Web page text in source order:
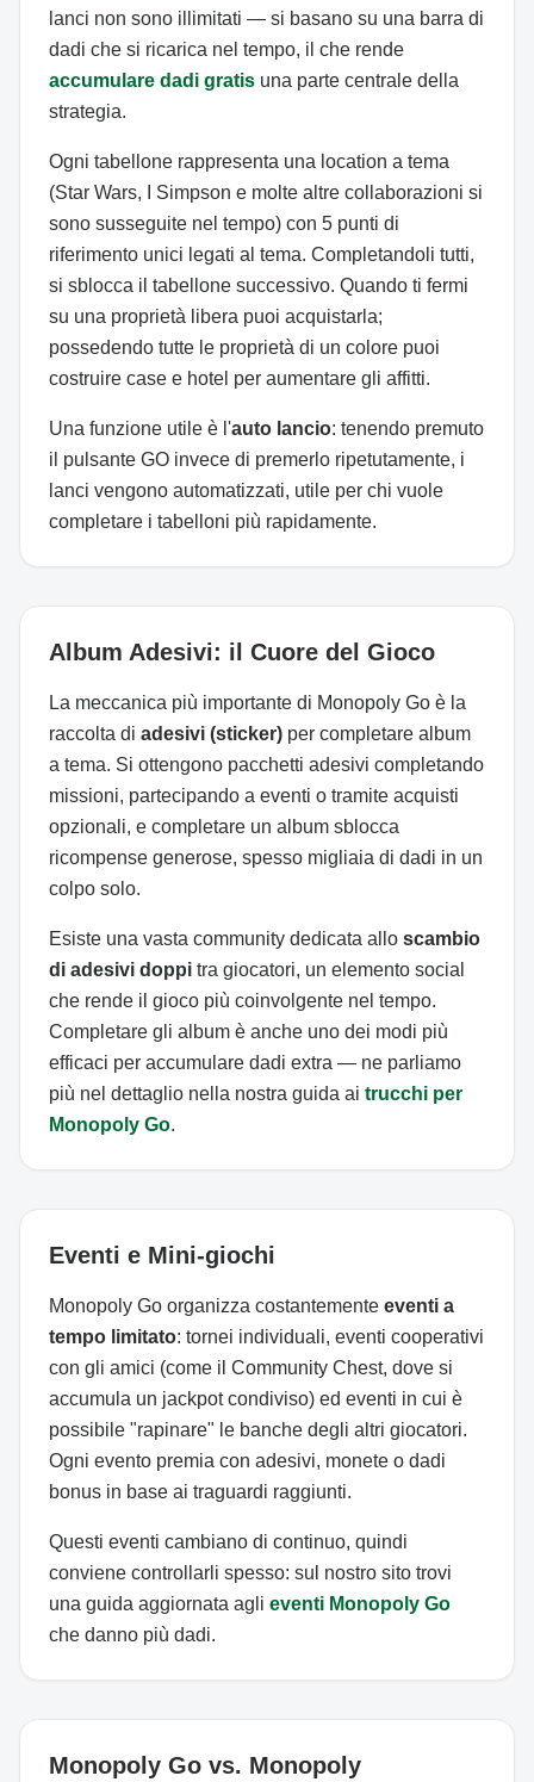
lanci non sono illimitati — si basano su una barra di
dadi che si ricarica nel tempo, il che rende
accumulare dadi gratis una parte centrale della
strategia.
Ogni tabellone rappresenta una location a tema
(Star Wars, I Simpson e molte altre collaborazioni si
sono susseguite nel tempo) con 5 punti di
riferimento unici legati al tema. Completandoli tutti,
si sblocca il tabellone successivo. Quando ti fermi
su una proprietà libera puoi acquistarla;
possedendo tutte le proprietà di un colore puoi
costruire case e hotel per aumentare gli affitti.
Una funzione utile è l'auto lancio: tenendo premuto
il pulsante GO invece di premerlo ripetutamente, i
lanci vengono automatizzati, utile per chi vuole
completare i tabelloni più rapidamente.
Album Adesivi: il Cuore del Gioco
La meccanica più importante di Monopoly Go è la
raccolta di adesivi (sticker) per completare album
a tema. Si ottengono pacchetti adesivi completando
missioni, partecipando a eventi o tramite acquisti
opzionali, e completare un album sblocca
ricompense generose, spesso migliaia di dadi in un
colpo solo.
Esiste una vasta community dedicata allo scambio
di adesivi doppi tra giocatori, un elemento social
che rende il gioco più coinvolgente nel tempo.
Completare gli album è anche uno dei modi più
efficaci per accumulare dadi extra — ne parliamo
più nel dettaglio nella nostra guida ai trucchi per
Monopoly Go.
Eventi e Mini-giochi
Monopoly Go organizza costantemente eventi a
tempo limitato: tornei individuali, eventi cooperativi
con gli amici (come il Community Chest, dove si
accumula un jackpot condiviso) ed eventi in cui è
possibile "rapinare" le banche degli altri giocatori.
Ogni evento premia con adesivi, monete o dadi
bonus in base ai traguardi raggiunti.
Questi eventi cambiano di continuo, quindi
conviene controllarli spesso: sul nostro sito trovi
una guida aggiornata agli eventi Monopoly Go
che danno più dadi.
Monopoly Go vs. Monopoly